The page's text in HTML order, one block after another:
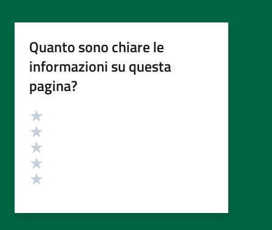
Quanto sono chiare le
informazioni su questa
pagina?
Valutazione